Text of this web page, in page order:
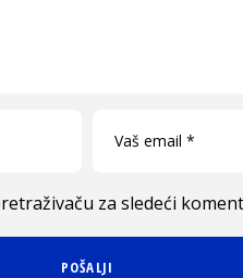
za sledeći